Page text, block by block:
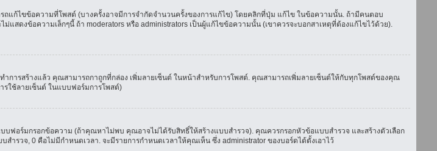
ก้ไขข้อความที่โพสต์ (บางครั้งอาจมีการจำกัดจำนวนครั้งของการแก้ไข) โดยคลิกที่ปุ่ม แก้ไข ในข้อความนั้น. ถ้ามีคนตอบ
งข้อความเล็กๆนี้ ถ้า moderators หรือ administrators เป็นผู้แก้ไขข้อความนั้น (เขาควรจะบอกสาเหตุที่ต้องแก้ไขไว้ด้วย).
รสร้างแล้ว คุณสามารถกาถูกที่กล่อง เพิ่มลายเซ็นต์ ในหน้าสำหรับการโพสต์. คุณสามารถเพิ่มลายเซ็นต์ให้กับทุกโพสต์ของคุณ
รใช้ลายเซ็นต์ ในแบบฟอร์มการโพสต์)
อร์มกรอกข้อความ (ถ้าคุณหาไม่พบ คุณอาจไม่ได้รับสิทธิ์ให้สร้างแบบสำรวจ). คุณควรกรอกหัวข้อแบบสำรวจ และสร้างตัวเลือก
รวจ, 0 คือไม่มีกำหนดเวลา. จะมีรายการกำหนดเวลาให้คุณเห็น ซึ่ง administrator ของบอร์ดได้ตั้งเอาไว้